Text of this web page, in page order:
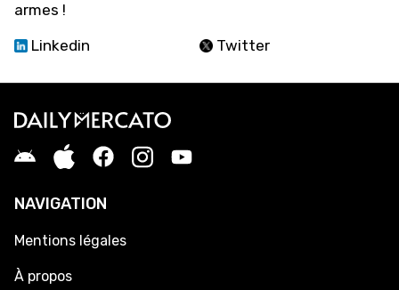
armes !
Linkedin
Twitter
NAVIGATION
Mentions légales
À propos